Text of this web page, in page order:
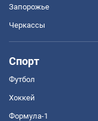
Запорожье
Черкассы
Спорт
Футбол
Хоккей
Формула-1